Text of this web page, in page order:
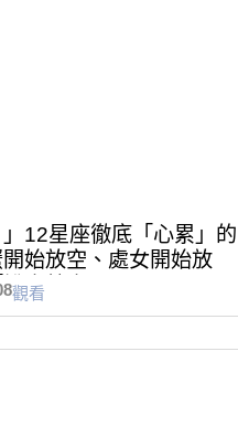
」12星座徹底「心累」的
始放空、處女開始放
走就走」！
觀看